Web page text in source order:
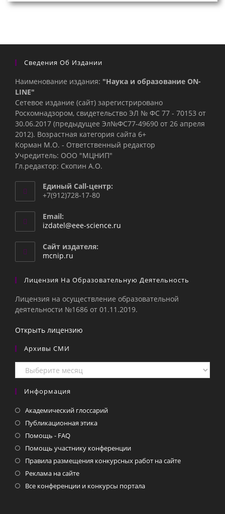
Сведения Об Издании
Наименование издания: "Наука и образование ON-
LINE"
Сетевое издание (сайт) зарегистрировано
Роскомнадзором, свидетельство ЭЛ № ФС 77 - 70153 от
30.06.2017 (предыдущее Эл№ФC77-49690 от 26 апреля
2012). Возрастная категория сайта 6+
Корман М.О. - Ответственный редактор
Учредитель: ООО "МЦНИП"
Гл.редактор: Скопин А.О.
Единый Call-центр:
+7(912)728-17-80
Email:
izdatel@eee-science.ru
Сайт издателя:
mcnip.ru
Лицензия На Образовательную Деятельность
Лицензия на осуществление образовательной
деятельности №1686 от 01.11.2019.
Открыть лицензию
Архивы СМИ
Архивы
СМИ
Информация
Академический глоссарий
Публикационная этика
Помощь - FAQ
Помощь участнику конференции
Правила размещения конкурсных работ на сайте
Реклама на сайте
Все конференции и конкурсы портала